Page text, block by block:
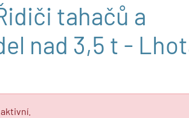
tahačů a
nad 3,5 t -